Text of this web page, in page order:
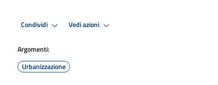
Condividi Vedi azioni
Argomenti:
Urbanizzazione